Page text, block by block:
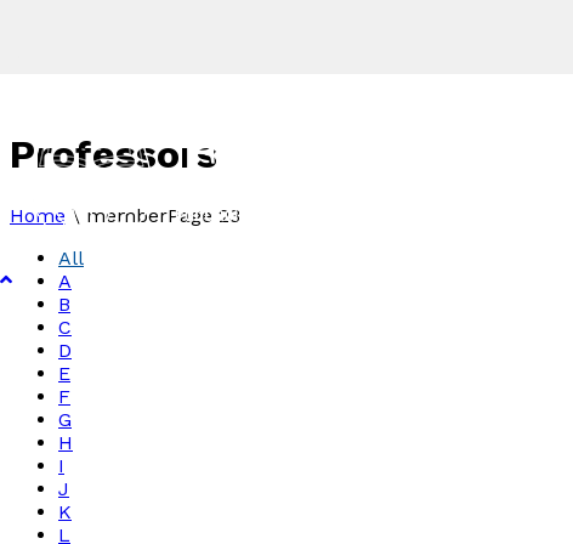
Professors
Home \ memberPage 23
All
A
B
C
D
E
F
G
H
I
J
K
L